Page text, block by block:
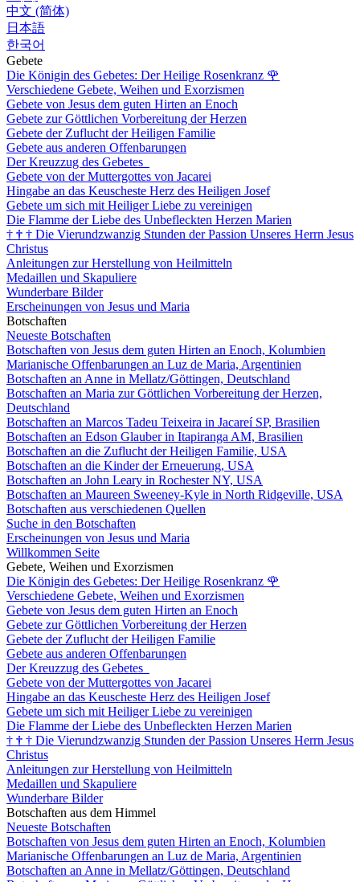
中文 (简体)
日本語
한국어
Gebete
Die Königin des Gebetes: Der Heilige Rosenkranz 🌹
Verschiedene Gebete, Weihen und Exorzismen
Gebete von Jesus dem guten Hirten an Enoch
Gebete zur Göttlichen Vorbereitung der Herzen
Gebete der Zuflucht der Heiligen Familie
Gebete aus anderen Offenbarungen
Der Kreuzzug des Gebetes
Gebete von der Muttergottes von Jacarei
Hingabe an das Keuscheste Herz des Heiligen Josef
Gebete um sich mit Heiliger Liebe zu vereinigen
Die Flamme der Liebe des Unbefleckten Herzen Marien
† † † Die Vierundzwanzig Stunden der Passion Unseres Herrn Jesus
Christus
Anleitungen zur Herstellung von Heilmitteln
Medaillen und Skapuliere
Wunderbare Bilder
Erscheinungen von Jesus und Maria
Botschaften
Neueste Botschaften
Botschaften von Jesus dem guten Hirten an Enoch, Kolumbien
Marianische Offenbarungen an Luz de Maria, Argentinien
Botschaften an Anne in Mellatz/Göttingen, Deutschland
Botschaften an Maria zur Göttlichen Vorbereitung der Herzen,
Deutschland
Botschaften an Marcos Tadeu Teixeira in Jacareí SP, Brasilien
Botschaften an Edson Glauber in Itapiranga AM, Brasilien
Botschaften an die Zuflucht der Heiligen Familie, USA
Botschaften an die Kinder der Erneuerung, USA
Botschaften an John Leary in Rochester NY, USA
Botschaften an Maureen Sweeney-Kyle in North Ridgeville, USA
Botschaften aus verschiedenen Quellen
Suche in den Botschaften
Erscheinungen von Jesus und Maria
Willkommen Seite
Gebete, Weihen und Exorzismen
Die Königin des Gebetes: Der Heilige Rosenkranz 🌹
Verschiedene Gebete, Weihen und Exorzismen
Gebete von Jesus dem guten Hirten an Enoch
Gebete zur Göttlichen Vorbereitung der Herzen
Gebete der Zuflucht der Heiligen Familie
Gebete aus anderen Offenbarungen
Der Kreuzzug des Gebetes
Gebete von der Muttergottes von Jacarei
Hingabe an das Keuscheste Herz des Heiligen Josef
Gebete um sich mit Heiliger Liebe zu vereinigen
Die Flamme der Liebe des Unbefleckten Herzen Marien
† † † Die Vierundzwanzig Stunden der Passion Unseres Herrn Jesus
Christus
Anleitungen zur Herstellung von Heilmitteln
Medaillen und Skapuliere
Wunderbare Bilder
Botschaften aus dem Himmel
Neueste Botschaften
Botschaften von Jesus dem guten Hirten an Enoch, Kolumbien
Marianische Offenbarungen an Luz de Maria, Argentinien
Botschaften an Anne in Mellatz/Göttingen, Deutschland